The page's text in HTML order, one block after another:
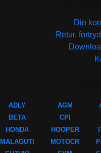
Din
Retur,
ADLY
BETA
HONDA
MALAGUTI
AGM
CPI
HOOPER
MOTOCR